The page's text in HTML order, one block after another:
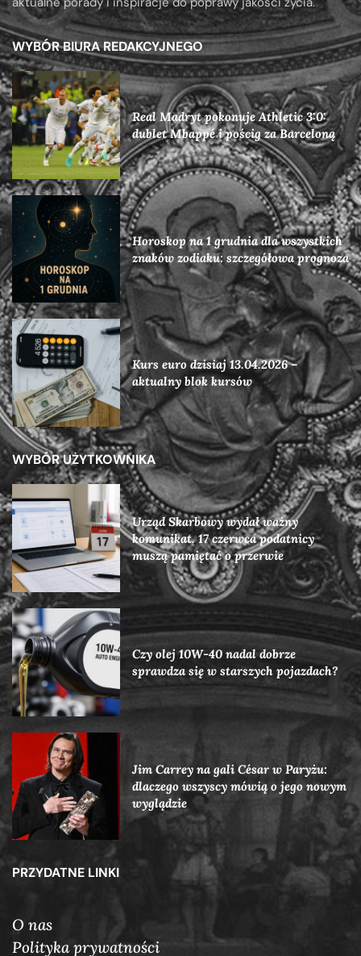
WYBÓR BIURA REDAKCYJNEGO
Real Madryt pokonuje Athletic 3:0:
dublet Mbappé i pościg za Barceloną
Horoskop na 1 grudnia dla wszystkich
znaków zodiaku: szczegółowa prognoza
Kurs euro dzisiaj 13.04.2026 –
aktualny blok kursów
WYBÓR UŻYTKOWNIKA
Urząd Skarbowy wydał ważny
komunikat. 17 czerwca podatnicy
muszą pamiętać o przerwie
Czy olej 10W-40 nadal dobrze
sprawdza się w starszych pojazdach?
Jim Carrey na gali César w Paryżu:
dlaczego wszyscy mówią o jego nowym
wyglądzie
PRZYDATNE LINKI
O nas
Polityka prywatności